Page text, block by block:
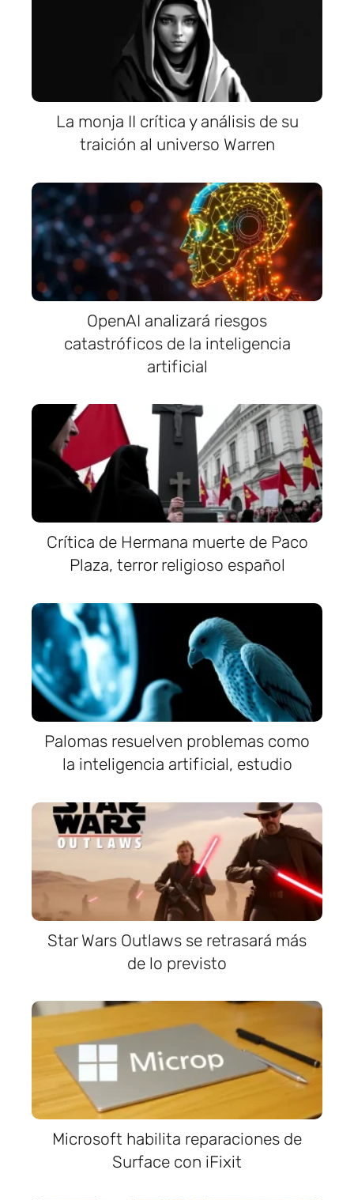
La monja II crítica y análisis de su
traición al universo Warren
OpenAI analizará riesgos
catastróficos de la inteligencia
artificial
Crítica de Hermana muerte de Paco
Plaza, terror religioso español
Palomas resuelven problemas como
la inteligencia artificial, estudio
Star Wars Outlaws se retrasará más
de lo previsto
Microsoft habilita reparaciones de
Surface con iFixit